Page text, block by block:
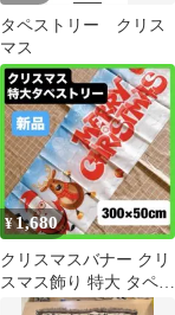
タペストリー クリス
マス
¥1,680
クリスマスバナー クリ
スマス飾り 特大 タペス
トリー 壁掛け 横断